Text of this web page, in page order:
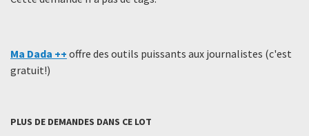
Ma Dada ++ offre des outils puissants aux journalistes (c'est
gratuit!)
PLUS DE DEMANDES DANS CE LOT